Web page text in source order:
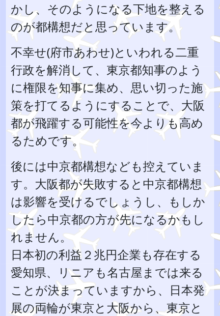
かし、そのようになる下地を整える
のが都構想だと思っています。
不幸せ(府市あわせ)といわれる二重
行政を解消して、東京都知事のよう
に権限を知事に集め、思い切った施
策を打てるようにすることで、大阪
都が飛躍する可能性を今よりも高め
るためです。
後には中京都構想なども控えていま
す。大阪都が失敗すると中京都構想
は影響を受けるでしょうし、もしか
したら中京都の方が先になるかもし
れません。
日本初の利益２兆円企業も存在する
愛知県、リニアも名古屋までは来る
ことが決まっていますから、日本発
展の両輪が東京と大阪から、東京と